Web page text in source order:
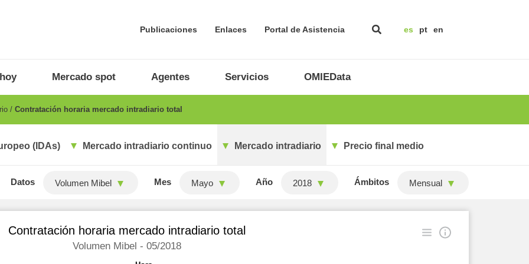
Publicaciones Enlaces Portal de Asistencia es pt en
Mercado spot Agentes Servicios OMIEData
Contratación horaria mercado intradiario total
(IDAs) Mercado intradiario continuo Mercado intradiario Precio final medio
Datos Volumen Mibel Mes Mayo Año 2018 Ámbitos Mensual
Contratación horaria mercado intradiario total
Volumen Mibel - 05/2018